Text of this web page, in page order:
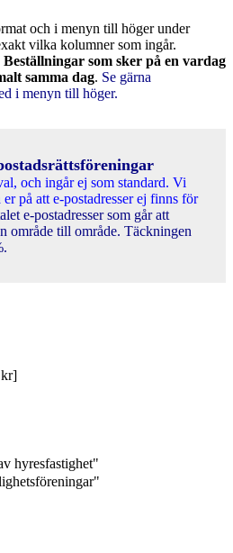
och i menyn till höger under
vilka kolumner som ingår.
som sker på en vardag
samma dag. Se gärna
i menyn till höger.
och ingår ej som standard. Vi
på att e-postadresser ej finns för
e-postadresser som går att
område till område. Täckningen
hyresfastighet"